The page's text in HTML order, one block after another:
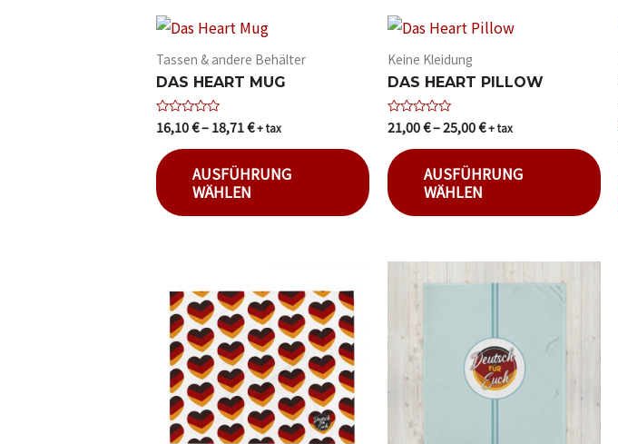
Tassen & andere Behälter
DAS HEART MUG
Bewertet
mit
von
5
16,10€–18,71€+ tax
AUSFÜHRUNG
WÄHLEN
Keine Kleidung
DAS HEART PILLOW
Bewertet
mit
von
5
21,00€–25,00€+ tax
AUSFÜHRUNG
WÄHLEN